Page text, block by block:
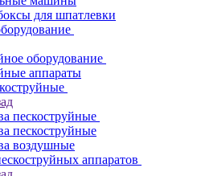
для шпатлевки
оборудование
аппараты
пескоструйные
пескоструйные
воздушные
аппаратов